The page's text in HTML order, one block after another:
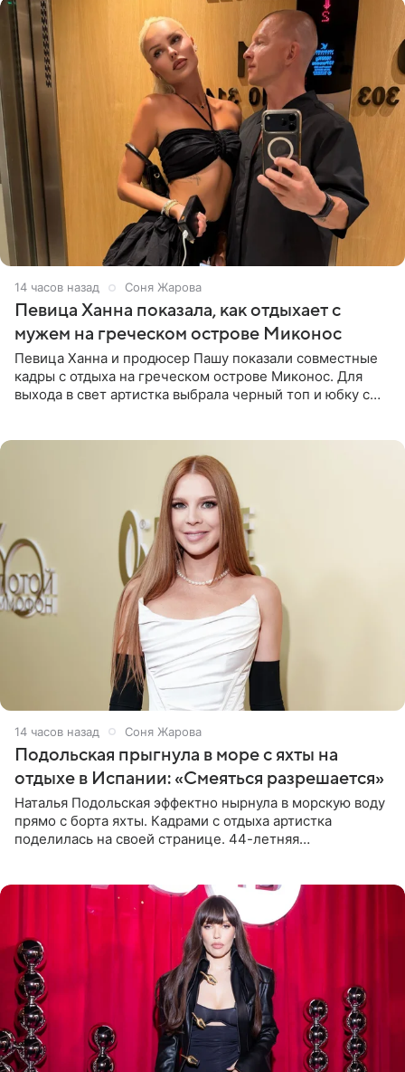
14 часов назад Соня Жарова
Певица Ханна показала, как отдыхает с
мужем на греческом острове Миконос
Певица Ханна и продюсер Пашу показали совместные
кадры с отдыха на греческом острове Миконос. Для
выхода в свет артистка выбрала черный топ и юбку с
14 часов назад Соня Жарова
Подольская прыгнула в море с яхты на
отдыхе в Испании: «Смеяться разрешается»
Наталья Подольская эффектно нырнула в морскую воду
прямо с борта яхты. Кадрами с отдыха артистка
поделилась на своей странице. 44-летняя